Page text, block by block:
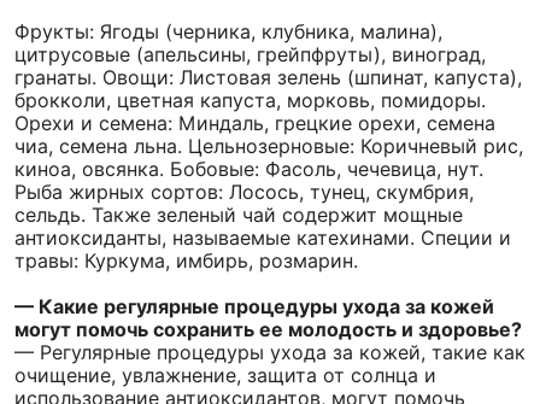
Фрукты: Ягоды (черника, клубника, малина),
цитрусовые (апельсины, грейпфруты), виноград,
гранаты. Овощи: Листовая зелень (шпинат, капуста),
брокколи, цветная капуста, морковь, помидоры.
Орехи и семена: Миндаль, грецкие орехи, семена
чиа, семена льна. Цельнозерновые: Коричневый рис,
киноа, овсянка. Бобовые: Фасоль, чечевица, нут.
Рыба жирных сортов: Лосось, тунец, скумбрия,
сельдь. Также зеленый чай содержит мощные
антиоксиданты, называемые катехинами. Специи и
травы: Куркума, имбирь, розмарин.
— Какие регулярные процедуры ухода за кожей
могут помочь сохранить ее молодость и здоровье?
— Регулярные процедуры ухода за кожей, такие как
очищение, увлажнение, защита от солнца и
использование антиоксидантов, могут помочь